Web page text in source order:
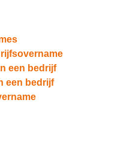
een bedrijf
een bedrijf